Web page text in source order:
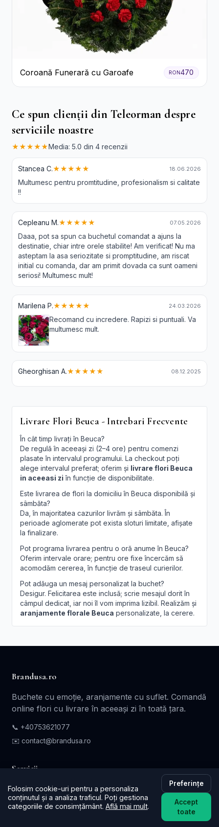
Coroană Funerară cu Garoafe RON470
Ce spun clienții din Teleorman despre
serviciile noastre
★★★★★Media: 5.0 din 4 recenzii
Stancea C.★★★★★ 18.06.2026
Multumesc pentru promtitudine, profesionalism si calitate
!!
Cepleanu M.★★★★★ 07.05.2026
Daaa, pot sa spun ca buchetul comandat a ajuns la
destinatie, chiar intre orele stabilite! Am verificat! Nu ma
asteptam la asa seriozitate si promptitudine, am riscat
initial cu comanda, dar am primit dovada ca sunt oameni
seriosi! Multumesc mult!
Marilena P.★★★★★ 24.03.2026
Recomand cu incredere. Rapizi si puntuali. Va
multumesc mult.
Gheorghisan A.★★★★★ 08.12.2025
Livrare Flori Beuca - Intrebari Frecvente
În cât timp livrați în Beuca?
De regulă în aceeași zi (2–4 ore) pentru comenzi
plasate în intervalul programului. La checkout poți
alege intervalul preferat; oferim și livrare flori Beuca
in aceeasi zi în funcție de disponibilitate.
Este livrarea de flori la domiciliu în Beuca disponibilă și
sâmbăta?
Da, în majoritatea cazurilor livrăm și sâmbăta. În
perioade aglomerate pot exista sloturi limitate, afișate
la finalizare.
Pot programa livrarea pentru o oră anume în Beuca?
Oferim intervale orare; pentru ore fixe încercăm să
acomodăm cererea, în funcție de traseul curierilor.
Pot adăuga un mesaj personalizat la buchet?
Desigur. Felicitarea este inclusă; scrie mesajul dorit în
câmpul dedicat, iar noi îl vom imprima lizibil. Realizăm și
aranjamente florale Beuca personalizate, la cerere.
Brandusa.ro
Buchete cu emoție, aranjamente cu suflet. Comandă
online flori cu livrare în aceeași zi în toată țara.
📞 +40753621077
✉️ contact@brandusa.ro
Servicii
Buchete de Flori
Flori - Cadou
Folosim cookie-uri pentru a personaliza
conținutul și a analiza traficul. Poți gestiona
categoriile de consimțământ. Află mai mult.
Preferințe
Accept
toate